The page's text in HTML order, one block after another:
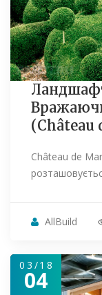
(Château
Château de
AllBuild
03/18
04